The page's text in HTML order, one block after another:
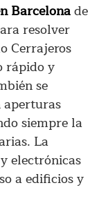
Barcelonade
resolver
Cerrajeros
rápido y
se
aperturas
siempre la
La
electrónicas
a edificios y